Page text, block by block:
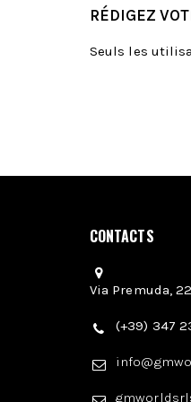
RÉDIGEZ
Seuls les
CONTACTS
Via Premuda,
(+39) 347